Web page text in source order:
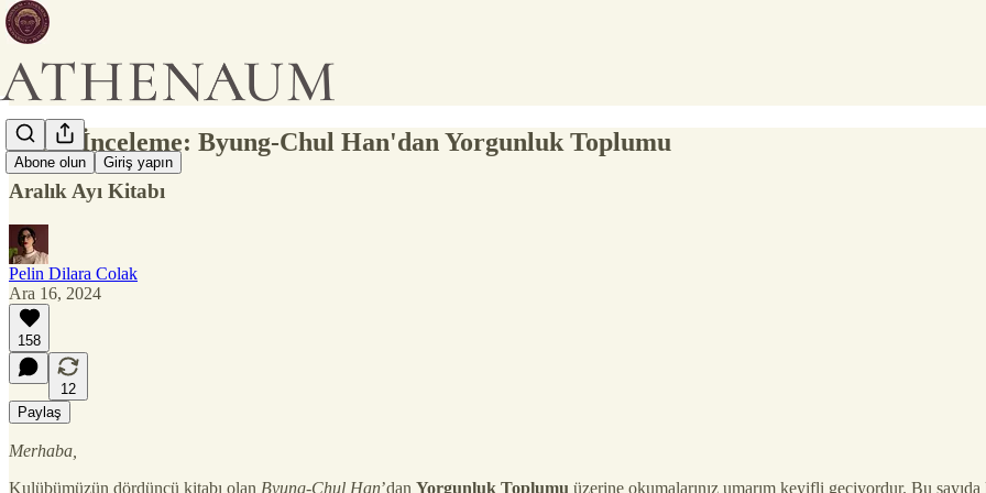
Abone olun Giriş yapın
Kitap İnceleme: Byung-Chul Han'dan Yorgunluk Toplumu
Aralık Ayı Kitabı
Pelin Dilara Colak
Ara 16, 2024
158
12
Paylaş
Merhaba,
Kulübümüzün dördüncü kitabı olan Byung-Chul Han’dan Yorgunluk Toplumu üzerine okumalarınız umarım keyifli geçiyordur. Bu